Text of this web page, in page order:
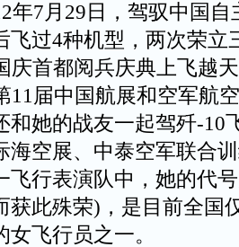
年7月29日，驾驭中国
飞过4种机型，两次荣立
庆首都阅兵庆典上飞越
11届中国航展和空军航
和她的战友一起驾歼-10
海空展、中泰空军联合
飞行表演队中，她的代
获此殊荣)，是目前全国
飞行员之一。